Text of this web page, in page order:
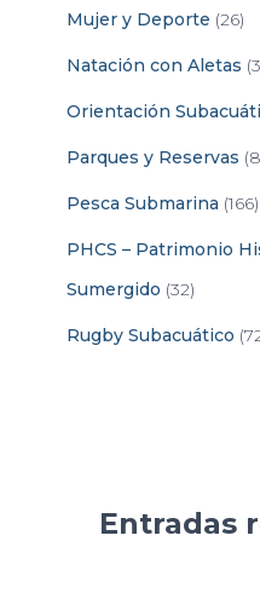
Mujer y Deporte (26)
Natación con Aletas
Orientación
Parques y Reservas
Pesca Submarina (166)
PHCS – Patrimonio
Sumergido (32)
Rugby Subacuático
Entradas